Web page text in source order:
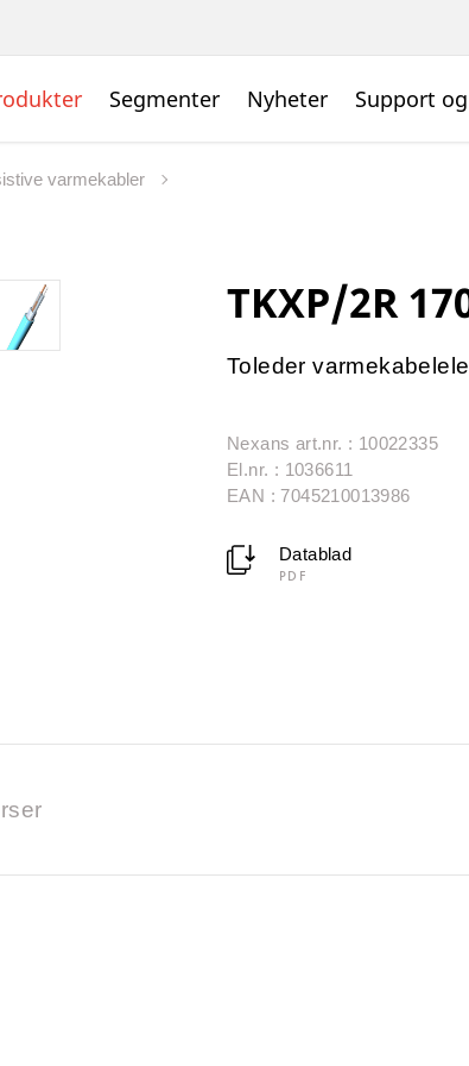
Segmenter Nyheter Support
varmekabler
TKXP/2R
Toleder
Nexans art.nr. : 10022335
El.nr. : 1036611
EAN : 7045210013986
Datablad
PDF